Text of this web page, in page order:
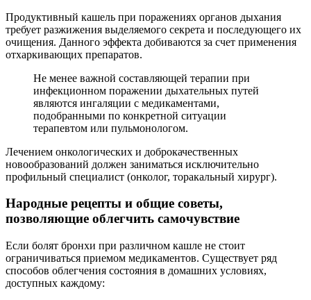
Продуктивный кашель при поражениях органов дыхания
требует разжижения выделяемого секрета и последующего их
очищения. Данного эффекта добиваются за счет применения
отхаркивающих препаратов.
Не менее важной составляющей терапии при
инфекционном поражении дыхательных путей
являются ингаляции с медикаментами,
подобранными по конкретной ситуации
терапевтом или пульмонологом.
Лечением онкологических и доброкачественных
новообразований должен заниматься исключительно
профильный специалист (онколог, торакальный хирург).
Народные рецепты и общие советы,
позволяющие облегчить самочувствие
Если болят бронхи при различном кашле не стоит
ограничиваться приемом медикаментов. Существует ряд
способов облегчения состояния в домашних условиях,
доступных каждому: